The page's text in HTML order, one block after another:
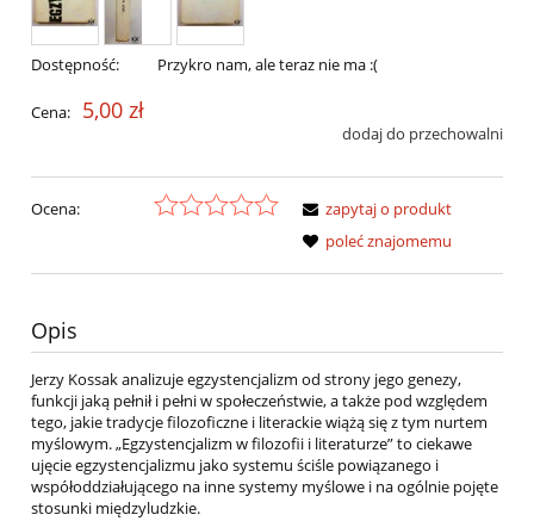
Dostępność: Przykro nam, ale teraz nie ma :(
Cena: 5,00 zł
dodaj do przechowalni
Ocena:
zapytaj o produkt
poleć znajomemu
Opis
Jerzy Kossak analizuje egzystencjalizm od strony jego genezy,
funkcji jaką pełnił i pełni w społeczeństwie, a także pod względem
tego, jakie tradycje filozoficzne i literackie wiążą się z tym nurtem
myślowym. „Egzystencjalizm w filozofii i literaturze” to ciekawe
ujęcie egzystencjalizmu jako systemu ściśle powiązanego i
współoddziałującego na inne systemy myślowe i na ogólnie pojęte
stosunki międzyludzkie.